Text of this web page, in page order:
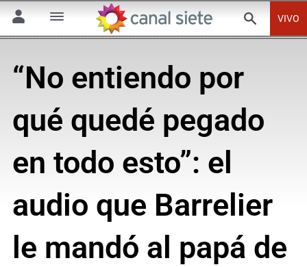
VIVO
“No entiendo por
qué quedé pegado
en todo esto”: el
audio que Barrelier
le mandó al papá de